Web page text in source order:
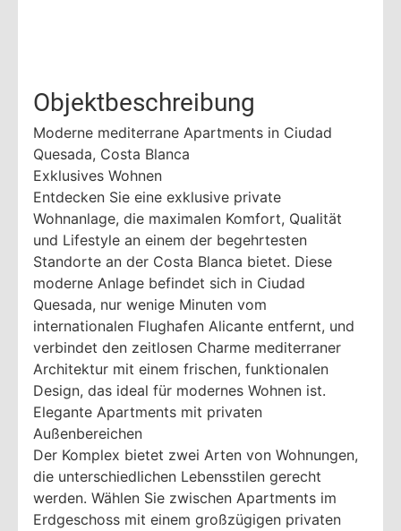
Objektbeschreibung
Moderne mediterrane Apartments in Ciudad
Quesada, Costa Blanca
Exklusives Wohnen
Entdecken Sie eine exklusive private
Wohnanlage, die maximalen Komfort, Qualität
und Lifestyle an einem der begehrtesten
Standorte an der Costa Blanca bietet. Diese
moderne Anlage befindet sich in Ciudad
Quesada, nur wenige Minuten vom
internationalen Flughafen Alicante entfernt, und
verbindet den zeitlosen Charme mediterraner
Architektur mit einem frischen, funktionalen
Design, das ideal für modernes Wohnen ist.
Elegante Apartments mit privaten
Außenbereichen
Der Komplex bietet zwei Arten von Wohnungen,
die unterschiedlichen Lebensstilen gerecht
werden. Wählen Sie zwischen Apartments im
Erdgeschoss mit einem großzügigen privaten